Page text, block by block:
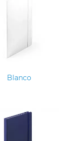
Blanco